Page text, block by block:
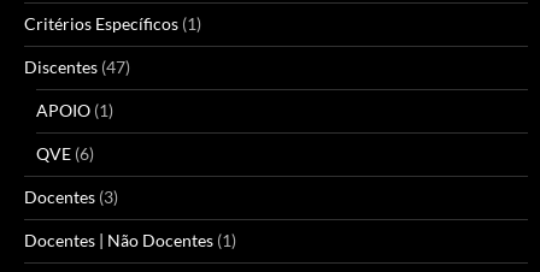
Critérios Específicos (1)
Discentes (47)
APOIO (1)
QVE (6)
Docentes (3)
Docentes | Não Docentes (1)